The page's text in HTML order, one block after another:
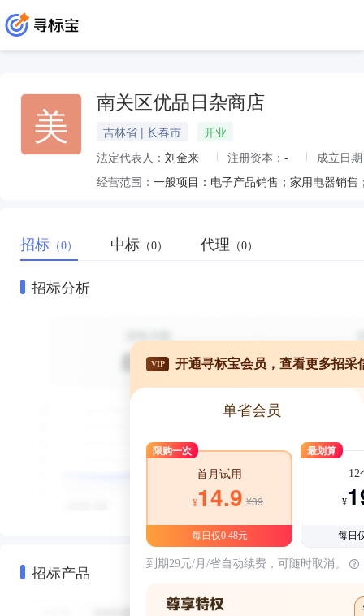
美 南关区优品日杂商店
吉林省 | 长春市
开业
法定代表人： 刘金来 注册资本： -
成立日
经营范围：
招标 （0） 中标 （0） 代理 （0）
招标分析
招标产品
VIP 开通寻标宝会员，查看更多招采
单省会员
限购一次
首月试用
¥14.9 ¥39
每日仅0.48元
最划算
12
¥
每日
到期29元/月/省自动续费，可随时取消。